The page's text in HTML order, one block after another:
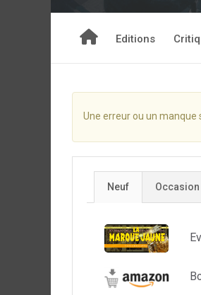
Editions
Une erreur ou un manque
Neuf Occasion